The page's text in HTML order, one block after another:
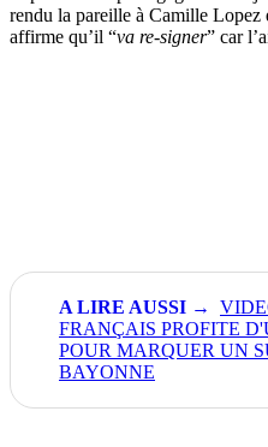
rendu la pareille à Camille Lopez
affirme qu’il “va re-signer” car
FRANÇAIS PROFITE
POUR MARQUER UN
BAYONNE